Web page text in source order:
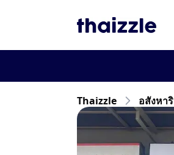
Thaizzle อสังหา